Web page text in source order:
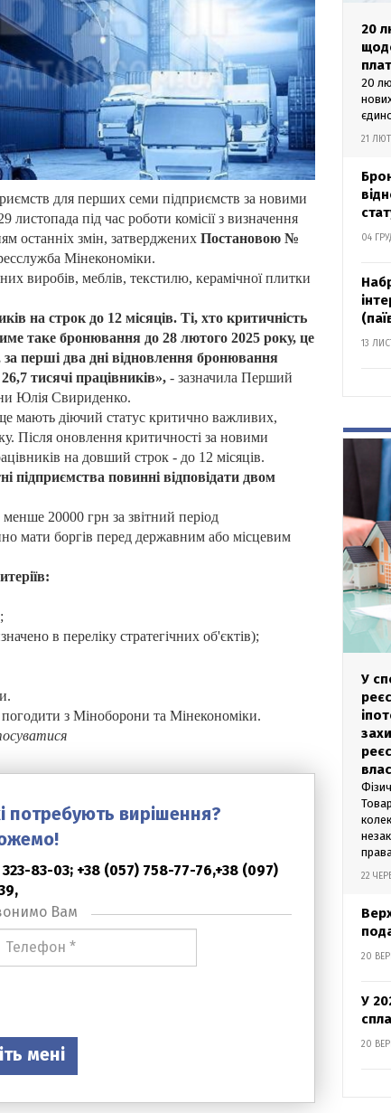
для перших семи підприємств за новими
листопада під час роботи комісії з визначення
останніх змін, затверджених Постановою №
Мінекономіки.
виробів, меблів, текстилю, керамічної плитки
на строк до 12 місяців. Ті, хто критичність
таке бронювання до 28 лютого 2025 року, це
перші два дні відновлення бронювання
тисячі працівників», - зазначила Перший
Юлія Свириденко.
мають діючий статус критично важливих,
Після оновлення критичності за новими
на довший строк - до 12 місяців.
підприємства повинні відповідати двом
20000 грн за звітний період
мати боргів перед державним або місцевим
в переліку стратегічних об'єктів);
погодити з Міноборони та Мінекономіки.
потребують вирішення?
83-03; +38 (057) 758-77-76,+38 (097)
Вам
мені
20
20
21
04
13
У
22
20
У
20